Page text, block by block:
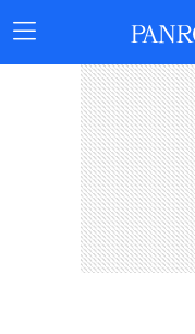
Menu
Principal